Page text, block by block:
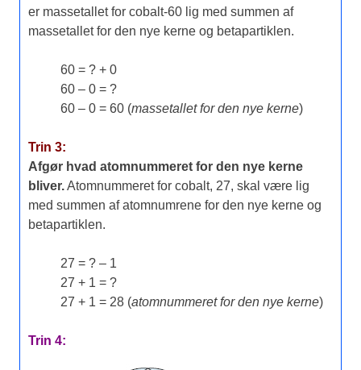
er massetallet for cobalt-60 lig med summen af
massetallet for den nye kerne og betapartiklen.
60 = ? + 0
60 – 0 = ?
60 – 0 = 60 (massetallet for den nye kerne)
Trin 3:
Afgør hvad atomnummeret for den nye kerne
bliver.Atomnummeret for cobalt, 27, skal være lig
med summen af atomnumrene for den nye kerne og
betapartiklen.
27 = ? – 1
27 + 1 = ?
27 + 1 = 28 (atomnummeret for den nye kerne)
Trin 4: